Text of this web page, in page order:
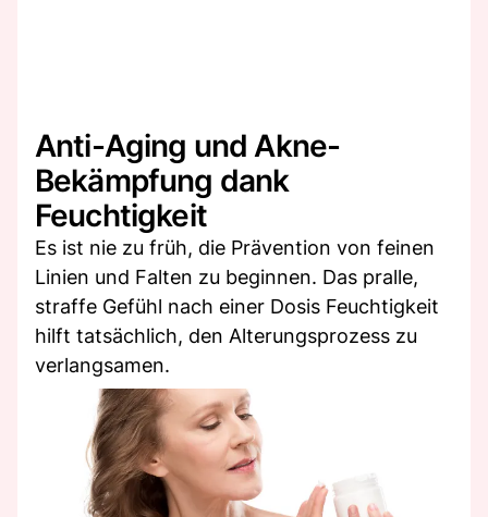
Anti-Aging und Akne-
Bekämpfung dank
Feuchtigkeit
Es ist nie zu früh, die Prävention von feinen
Linien und Falten zu beginnen. Das pralle,
straffe Gefühl nach einer Dosis Feuchtigkeit
hilft tatsächlich, den Alterungsprozess zu
verlangsamen.